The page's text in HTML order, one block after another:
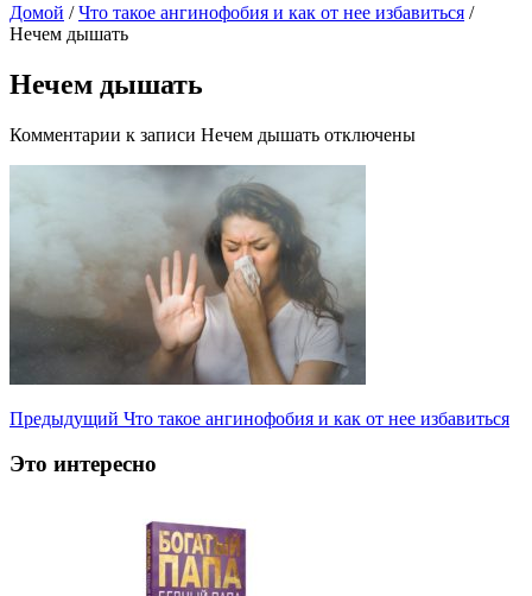
Домой / Что такое ангинофобия и как от нее избавиться /
Нечем дышать
Нечем дышать
Комментарии к записи Нечем дышать отключены
Предыдущий Что такое ангинофобия и как от нее избавиться
Это интересно